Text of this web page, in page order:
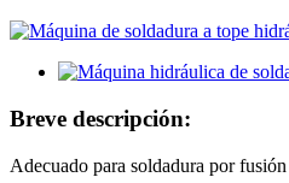
Breve descripción:
Adecuado para soldadura por